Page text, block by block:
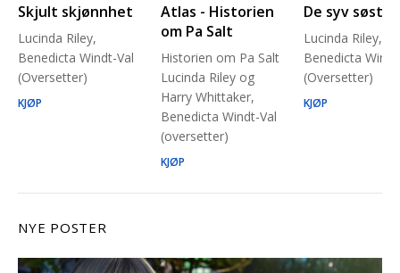
Skjult skjønnhet
Lucinda Riley,
Benedicta Windt-Val
(Oversetter)
KJØP
Atlas - Historien
om Pa Salt
Historien om Pa Salt
Lucinda Riley og
Harry Whittaker,
Benedicta Windt-Val
(oversetter)
KJØP
De syv søstre
Lucinda Riley,
Benedicta
(Oversetter)
KJØP
NYE POSTER